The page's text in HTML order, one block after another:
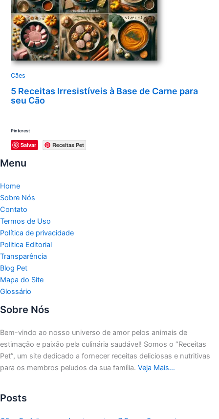
Cães
5 Receitas Irresistíveis à Base de Carne para
seu Cão
Pinterest
Salvar Receitas Pet
Menu
Home
Sobre Nós
Contato
Termos de Uso
Política de privacidade
Politica Editorial
Transparência
Blog Pet
Mapa do Site
Glossário
Sobre Nós
Bem-vindo ao nosso universo de amor pelos animais de
estimação e paixão pela culinária saudável! Somos o “Receitas
Pet”, um site dedicado a fornecer receitas deliciosas e nutritivas
para os membros peludos da sua família. Veja Mais…
Posts